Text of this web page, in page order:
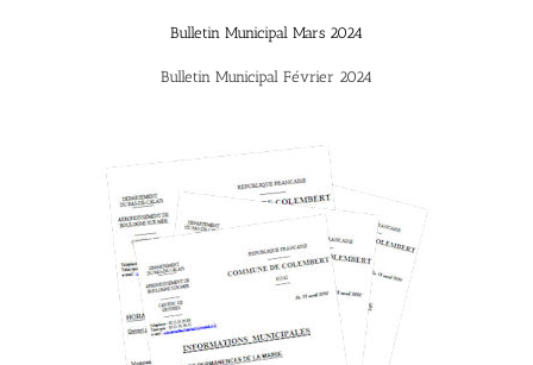
Bulletin Municipal Mars 2024
Bulletin Municipal Février 2024